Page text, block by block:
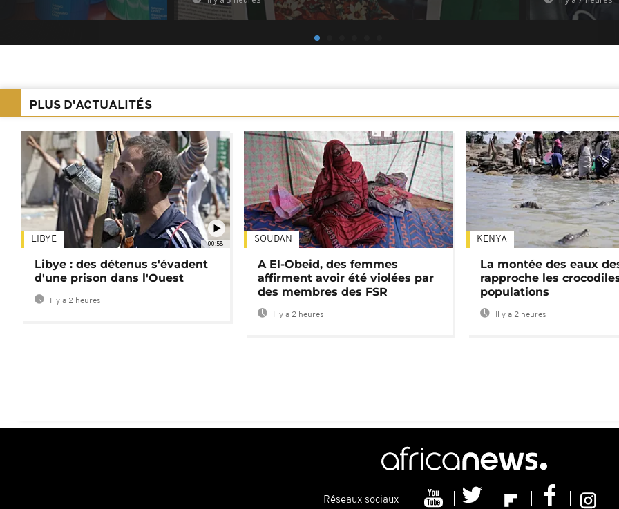
PLUS D'ACTUALITÉS
00:58
LIBYE
Libye : des détenus s'évadent
d'une prison dans l'Ouest
Il y a 2 heures
SOUDAN
A El-Obeid, des femmes
affirment avoir été violées par
des membres des FSR
Il y a 2 heures
KENYA
La montée des eaux
rapproche les
populations
Il y a 2 heures
Réseaux sociaux